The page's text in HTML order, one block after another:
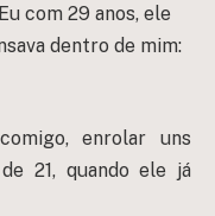
com 29 anos, ele
dentro de mim:
enrolar uns
21, quando ele já